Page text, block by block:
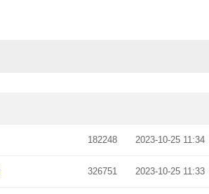
182248 2023-10-25 11:34
326751 2023-10-25 11:33